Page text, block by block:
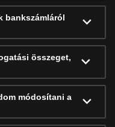
bankszámláról
összeget,
módosítani a